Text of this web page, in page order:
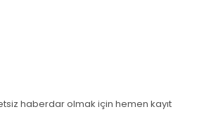
haberdar olmak için hemen kayıt